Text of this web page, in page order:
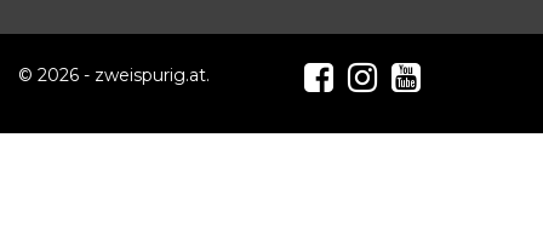
© 2026 - zweispurig.at.